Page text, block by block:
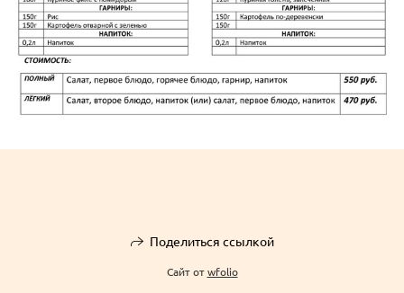
Поделиться ссылкой
Сайт отwfolio